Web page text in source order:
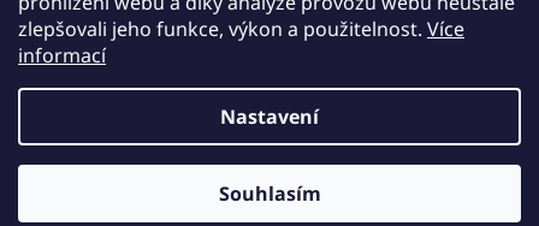
zlepšovali jeho funkce, výkon a použitelnost. Více
informací
Nastavení
Souhlasím
Podmínky ochrany osobních údajů
Vytvořil Shoptet
Alba B2B portál. Všechna práva vyhrazena.